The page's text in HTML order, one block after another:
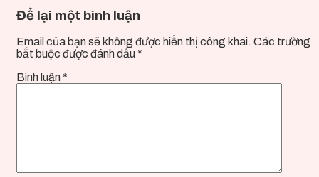
Để lại một bình luận
Email của bạn sẽ không được hiển thị công khai. Các trường
bắt buộc được đánh dấu *
Bình luận *